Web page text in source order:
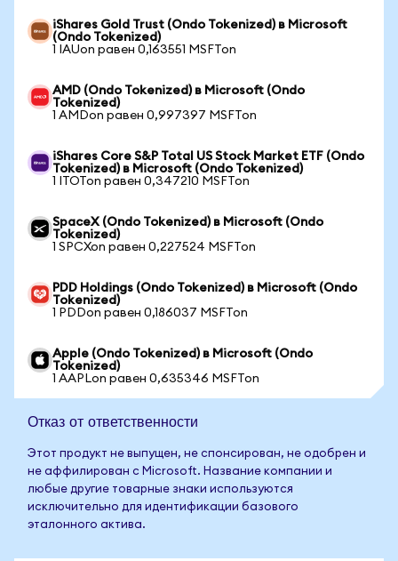
iShares Gold Trust (Ondo Tokenized) в Microsoft
(Ondo Tokenized)
1 IAUon равен 0,163551 MSFTon
AMD (Ondo Tokenized) в Microsoft (Ondo
Tokenized)
1 AMDon равен 0,997397 MSFTon
iShares Core S&P Total US Stock Market ETF (Ondo
Tokenized) в Microsoft (Ondo Tokenized)
1 ITOTon равен 0,347210 MSFTon
SpaceX (Ondo Tokenized) в Microsoft (Ondo
Tokenized)
1 SPCXon равен 0,227524 MSFTon
PDD Holdings (Ondo Tokenized) в Microsoft (Ondo
Tokenized)
1 PDDon равен 0,186037 MSFTon
Apple (Ondo Tokenized) в Microsoft (Ondo
Tokenized)
1 AAPLon равен 0,635346 MSFTon
Отказ от ответственности
Этот продукт не выпущен, не спонсирован, не одобрен и
не аффилирован с Microsoft. Название компании и
любые другие товарные знаки используются
исключительно для идентификации базового
эталонного актива.